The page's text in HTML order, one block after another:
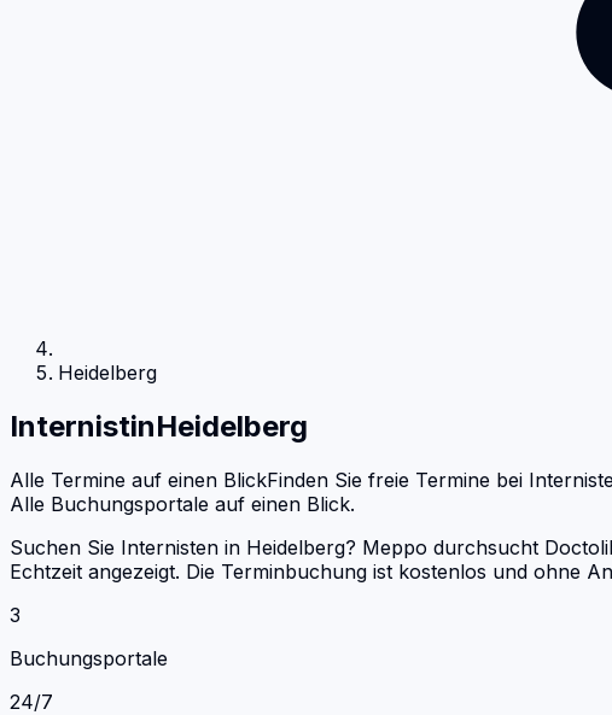
Heidelberg
InternistinHeidelberg
Alle Termine auf einen BlickFinden Sie freie Termine bei
Alle Buchungsportale auf einen Blick.
Suchen Sie Internisten in Heidelberg? Meppo durchsucht
Echtzeit angezeigt. Die Terminbuchung ist kostenlos und ohne
3
Buchungsportale
24/7